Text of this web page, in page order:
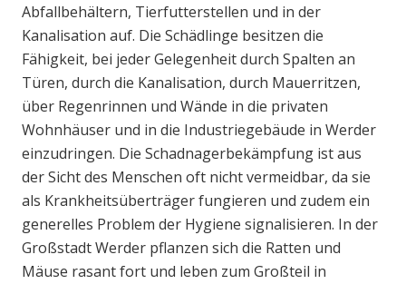
Abfallbehältern, Tierfutterstellen und in der
Kanalisation auf. Die Schädlinge besitzen die
Fähigkeit, bei jeder Gelegenheit durch Spalten an
Türen, durch die Kanalisation, durch Mauerritzen,
über Regenrinnen und Wände in die privaten
Wohnhäuser und in die Industriegebäude in Werder
einzudringen. Die Schadnagerbekämpfung ist aus
der Sicht des Menschen oft nicht vermeidbar, da sie
als Krankheitsüberträger fungieren und zudem ein
generelles Problem der Hygiene signalisieren. In der
Großstadt Werder pflanzen sich die Ratten und
Mäuse rasant fort und leben zum Großteil in